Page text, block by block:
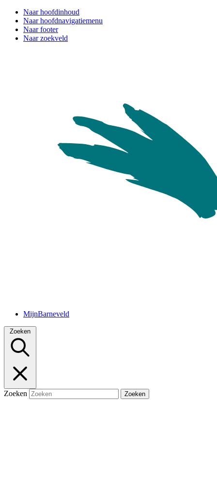
Naar hoofdinhoud
Naar hoofdnavigatiemenu
Naar footer
Naar zoekveld
MijnBarneveld
Zoeken
Zoeken Zoeken